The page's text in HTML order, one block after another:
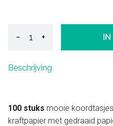
− +
Beschrijving
100 stuks mooie
kraftpapier met gedraaid